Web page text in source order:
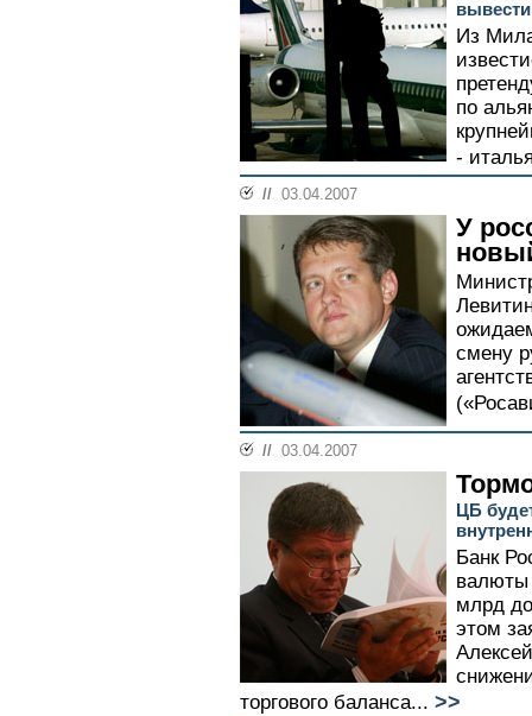
Из
по
-
// 03.04.2007
У
смену
// 03.04.2007
ЦБ
Банк
валюты
млрд
этом
торгового баланса... >>